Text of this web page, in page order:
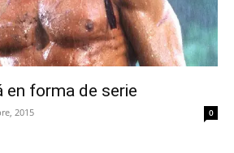
en forma de serie
2015 0